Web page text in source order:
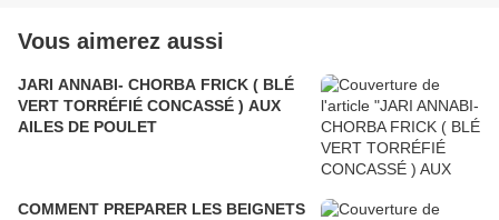
Vous aimerez aussi
JARI ANNABI- CHORBA FRICK ( BLÉ
VERT TORRÉFIÉ CONCASSÉ ) AUX
AILES DE POULET
COMMENT PREPARER LES BEIGNETS